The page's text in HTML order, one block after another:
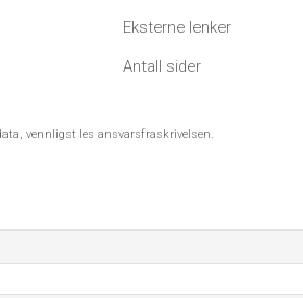
Eksterne lenker
Antall sider
vennligst les ansvarsfraskrivelsen.